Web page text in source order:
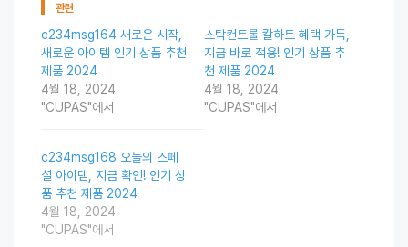
관련
c234msg164 새로운 시작,
새로운 아이템 인기 상품 추천
제품 2024
4월 18, 2024
"CUPAS"에서
스탁컨트롤 칼하트 혜택 가득,
지금 바로 적용! 인기 상품 추
천 제품 2024
4월 18, 2024
"CUPAS"에서
c234msg168 오늘의 스페
셜 아이템, 지금 확인! 인기 상
품 추천 제품 2024
4월 18, 2024
"CUPAS"에서